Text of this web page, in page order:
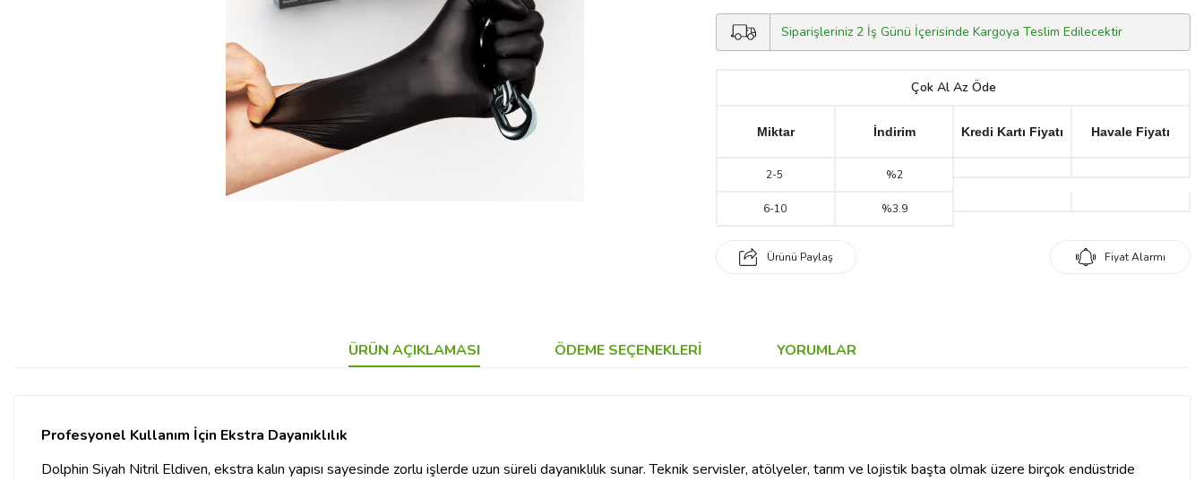
Siparişleriniz 2 İş Günü İçerisinde Kargoya Teslim Edilecektir
Çok Al Az Öde
Miktar İndirim Kredi Kartı Fiyatı Havale Fiyatı
2-5 %2
6-10 %3.9
Ürünü Paylaş Fiyat Alarmı
ÜRÜN AÇIKLAMASI ÖDEME SEÇENEKLERI YORUMLAR
Profesyonel Kullanım İçin Ekstra Dayanıklılık
Dolphin Siyah Nitril Eldiven, ekstra kalın yapısı sayesinde zorlu işlerde uzun süreli dayanıklılık sunar. Teknik servisler, atölyeler, tarım ve lojistik başta olmak üzere birçok endüstride